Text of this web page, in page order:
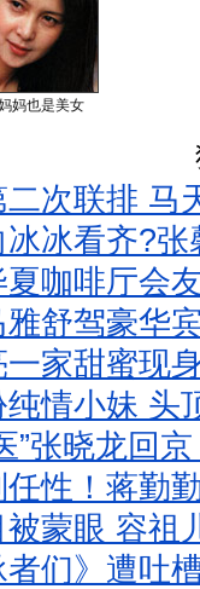
妈也是美女
次联排 马
冰看齐?
咖啡厅会
舒驾豪华
家甜蜜现
情小妹 头
”张晓龙回
性！蒋勤
蒙眼 容祖
们》遭吐